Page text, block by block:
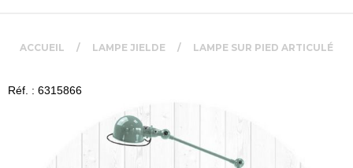
ACCUEIL LAMPE JIELDE LAMPE SUR PIED ARTICULÉ
Réf. : 6315866